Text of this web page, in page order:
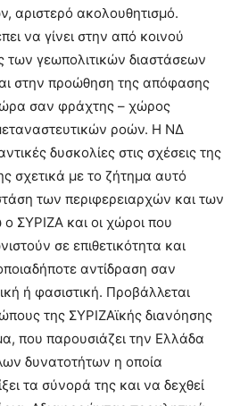
αριστερό ακολουθητισμό.
να γίνει στην από κοινού
των γεωπολιτικών διαστάσεων
στην προώθηση της απόφασης
σαν φράχτης – χώρος
ροών. Η ΝΔ
δυσκολίες στις σχέσεις της
σχετικά με το ζήτημα αυτό
των περιφερειαρχών και των
ΣΥΡΙΖΑ και οι χώροι που
σε επιθετικότητα και
αντίδραση σαν
ή φασιστική. Προβάλλεται
της ΣΥΡΙΖΑϊκής διανόησης
που παρουσιάζει την Ελλάδα
δυνατοτήτων η οποία
τα σύνορά της και να δεχθεί